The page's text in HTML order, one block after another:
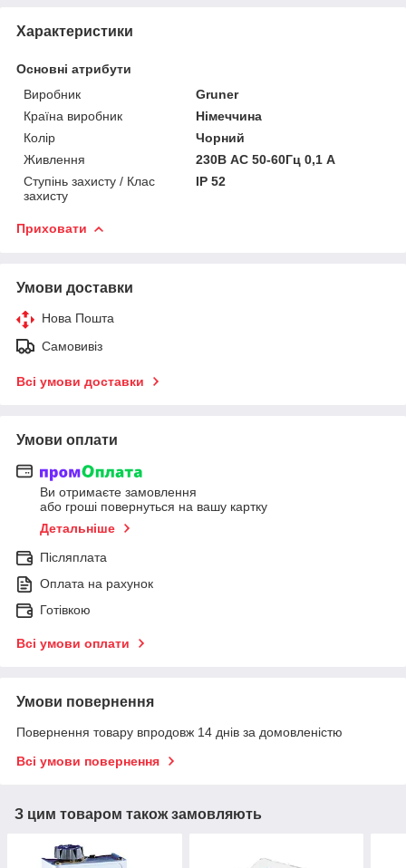
Характеристики
Основні атрибути
Виробник
Gruner
Країна виробник
Німеччина
Колір
Чорний
Живлення
230В AC 50-60Гц 0,1 A
Ступінь захисту / Клас
захисту
IP 52
Приховати
Умови доставки
Нова Пошта
Самовивіз
Всі умови доставки
Умови оплати
Ви отримаєте замовлення
або гроші повернуться на вашу картку
Детальніше
Післяплата
Оплата на рахунок
Готівкою
Всі умови оплати
Умови повернення
Повернення товару впродовж 14 днів за домовленістю
Всі умови повернення
З цим товаром також замовляють